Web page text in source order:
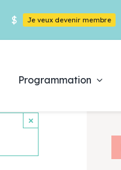
$ Je veux devenir membre
Programmation
×